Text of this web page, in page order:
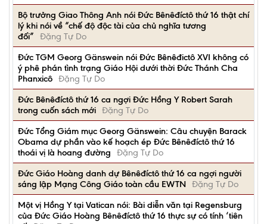
Bộ trưởng Giao Thông Anh nói Đức Bênêđíctô thứ 16 thật chí
lý khi nói về “chế độ độc tài của chủ nghĩa tương
đối”
Đặng Tự Do
Ðức TGM Georg Gänswein nói Đức Bênêđictô XVI không có
ý phê phán tình trạng Giáo Hội dưới thời Đức Thánh Cha
Phanxicô Đặng Tự Do
Đức Bênêđíctô thứ 16 ca ngợi Đức Hồng Y Robert Sarah
trong cuốn sách mới Đặng Tự Do
Đức Tổng Giám mục Georg Gänswein: Câu chuyện Barack
Obama dự phần vào kế hoạch ép Đức Bênêđíctô thứ 16
thoái vị là hoang đường
Đặng Tự Do
Đức Giáo Hoàng danh dự Bênêđíctô thứ 16 ca ngợi người
sáng lập Mạng Công Giáo toàn cầu EWTN Đặng Tự Do
Một vị Hồng Y tại Vatican nói: Bài diễn văn tại Regensburg
của Đức Giáo Hoàng Bênêđíctô thứ 16 thực sự có tính ‘tiên